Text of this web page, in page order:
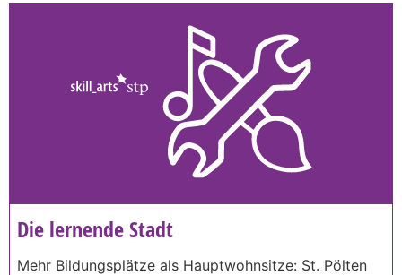
Die lernende Stadt
Mehr Bildungsplätze als Hauptwohnsitze: St. Pölten